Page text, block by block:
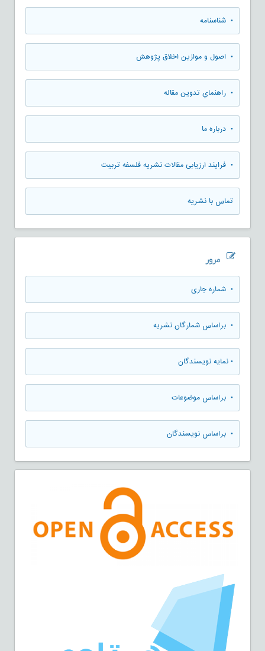
• شناسنامه
• اصول و موازین اخلاق پژوهش
• راهنماي تدوين مقاله
• درباره ما
• فرایند ارزیابی مقالات نشریه فلسفه تربیت
تماس با نشریه
مرور
• شماره جاری
• براساس شمارگان نشریه
•نمایه نویسندگان
• براساس موضوعات
• براساس نویسندگان